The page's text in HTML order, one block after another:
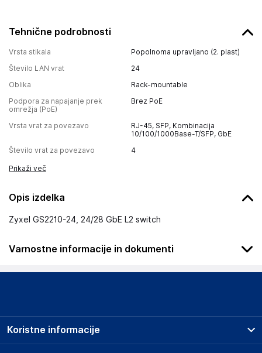
Tehnične podrobnosti
Vrsta stikala
Popolnoma upravljano (2. plast)
Število LAN vrat
24
Oblika
Rack-mountable
Podpora za napajanje prek
omrežja (PoE)
Brez PoE
Vrsta vrat za povezavo
RJ-45, SFP, Kombinacija
10/100/1000Base-T/SFP, GbE
Število vrat za povezavo
4
Prikaži več
Opis izdelka
Zyxel GS2210-24, 24/28 GbE L2 switch
Varnostne informacije in dokumenti
Podatki o proizvajalcu
ZyXEL Communications Corp.
Koristne informacije